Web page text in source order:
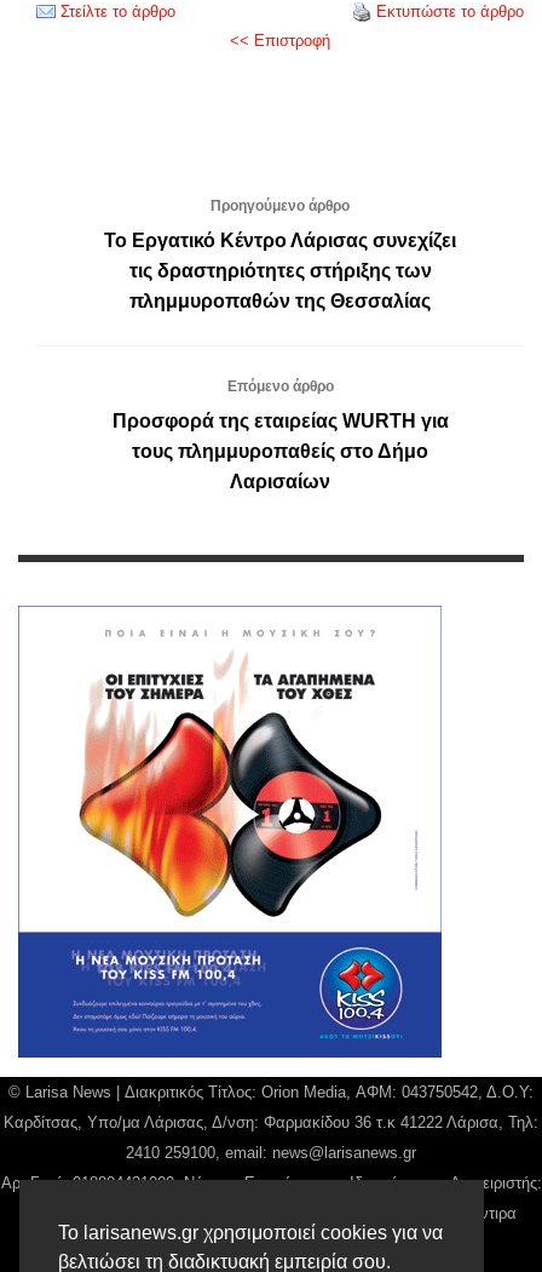
Το larisanews.gr χρησιμοποιεί cookies για να
βελτιώσει τη διαδικτυακή εμπειρία σου.
Στείλτε το άρθρο
Εκτυπώστε το άρθρο
<< Επιστροφή
Προηγούμενο άρθρο
Το Εργατικό Κέντρο Λάρισας συνεχίζει
τις δραστηριότητες στήριξης των
πλημμυροπαθών της Θεσσαλίας
Επόμενο άρθρο
Προσφορά της εταιρείας WURTH για
τους πλημμυροπαθείς στο Δήμο
Λαρισαίων
© Larisa News | Διακριτικός Τίτλος: Orion Media, ΑΦΜ: 043750542, Δ.Ο.Υ:
Καρδίτσας, Υπο/μα Λάρισας, Δ/νση: Φαρμακίδου 36 τ.κ 41222 Λάρισα, Τηλ:
2410 259100, email: news@larisanews.gr
Αρ. Γεμή: 018804431000, Νόμιμος Εκπρόσωπος, Ιδιοκτήτης και Διαχειριστής:
Παναγιώτης Φιλίππου, Διευθύντρια: Γιαννουσά Βασιλική, Διευθύντιρα
Σύνταξης: Μπαλαμπάνη Βασιλική.